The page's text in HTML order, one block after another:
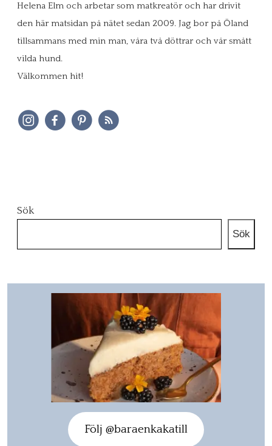
Helena Elm och arbetar som matkreatör och har drivit
den här matsidan på nätet sedan 2009. Jag bor på Öland
tillsammans med min man, våra två döttrar och vår smått
vilda hund.
Välkommen hit!
Sök
Sök
Följ @baraenkakatill